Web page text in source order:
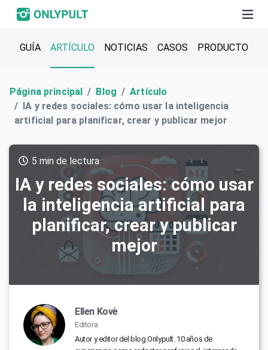
GUÍA ARTÍCULO NOTICIAS CASOS PRODUCTO
Página principal Blog
Artículo
IA y redes sociales: cómo usar la inteligencia
artificial para planificar, crear y publicar mejor
IA y redes sociales: cómo usar
la inteligencia artificial para
planificar, crear y publicar
mejor
5 min de lectura
Ellen Kovè
Editora
Autor y editor del blog Onlypult. 10 años de